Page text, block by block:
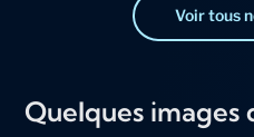
Voir tous
Quelques images